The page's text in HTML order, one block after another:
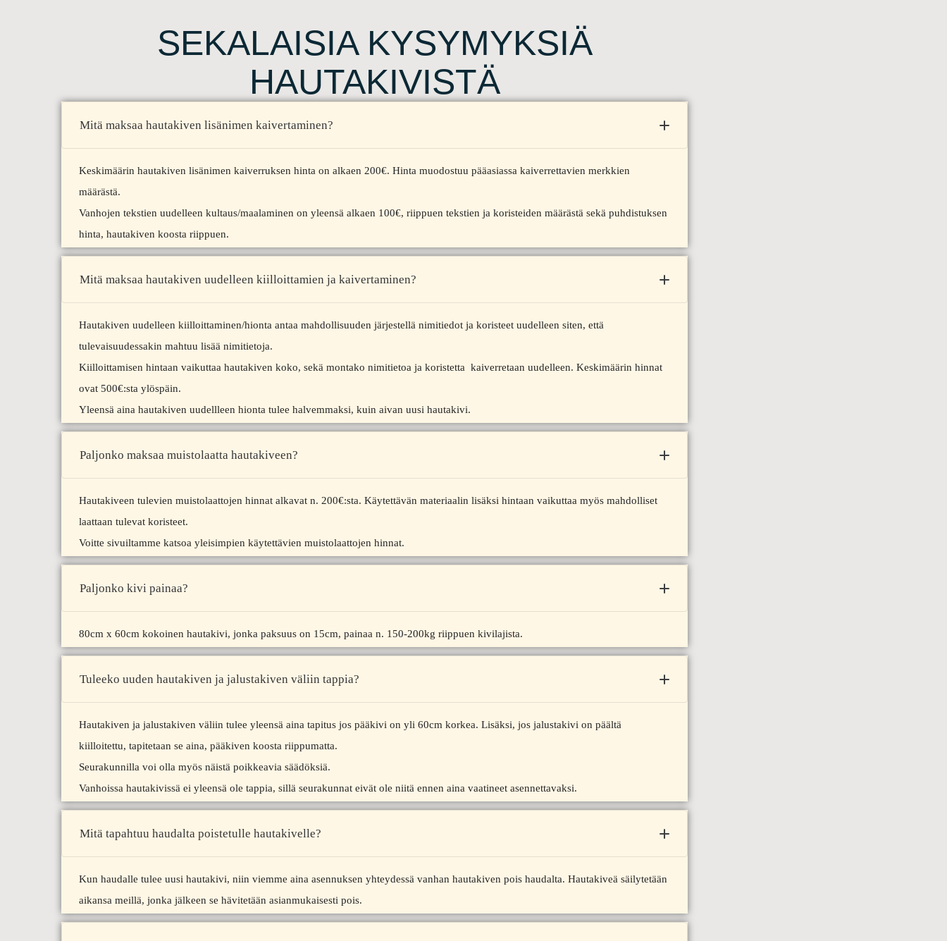
SEKALAISIA KYSYMYKSIÄ
HAUTAKIVISTÄ
Mitä maksaa hautakiven lisänimen kaivertaminen?
Keskimäärin hautakiven lisänimen kaiverruksen hinta on alkaen 200€. Hinta muodostuu pääasiassa kaiverrettavien merkkien
määrästä.
Vanhojen tekstien uudelleen kultaus/maalaminen on yleensä alkaen 100€, riippuen tekstien ja koristeiden määrästä sekä puhdistuksen
hinta, hautakiven koosta riippuen.
Mitä maksaa hautakiven uudelleen kiilloittamien ja kaivertaminen?
Hautakiven uudelleen kiilloittaminen/hionta antaa mahdollisuuden järjestellä nimitiedot ja koristeet uudelleen siten, että
tulevaisuudessakin mahtuu lisää nimitietoja.
Kiilloittamisen hintaan vaikuttaa hautakiven koko, sekä montako nimitietoa ja koristetta kaiverretaan uudelleen. Keskimäärin hinnat
ovat 500€:sta ylöspäin.
Yleensä aina hautakiven uudellleen hionta tulee halvemmaksi, kuin aivan uusi hautakivi.
Paljonko maksaa muistolaatta hautakiveen?
Hautakiveen tulevien muistolaattojen hinnat alkavat n. 200€:sta. Käytettävän materiaalin lisäksi hintaan vaikuttaa myös mahdolliset
laattaan tulevat koristeet.
Voitte sivuiltamme katsoa yleisimpien käytettävien muistolaattojen hinnat.
Paljonko kivi painaa?
80cm x 60cm kokoinen hautakivi, jonka paksuus on 15cm, painaa n. 150-200kg riippuen kivilajista.
Tuleeko uuden hautakiven ja jalustakiven väliin tappia?
Hautakiven ja jalustakiven väliin tulee yleensä aina tapitus jos pääkivi on yli 60cm korkea. Lisäksi, jos jalustakivi on päältä
kiilloitettu, tapitetaan se aina, pääkiven koosta riippumatta.
Seurakunnilla voi olla myös näistä poikkeavia säädöksiä.
Vanhoissa hautakivissä ei yleensä ole tappia, sillä seurakunnat eivät ole niitä ennen aina vaatineet asennettavaksi.
Mitä tapahtuu haudalta poistetulle hautakivelle?
Kun haudalle tulee uusi hautakivi, niin viemme aina asennuksen yhteydessä vanhan hautakiven pois haudalta. Hautakiveä säilytetään
aikansa meillä, jonka jälkeen se hävitetään asianmukaisesti pois.